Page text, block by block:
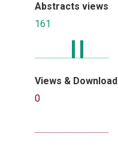
Abstracts views
161
Views & Download
0